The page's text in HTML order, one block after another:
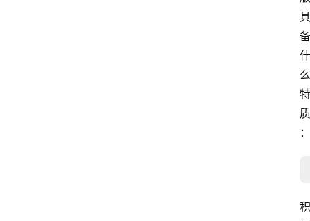
具
备
什
么
特
质
：
积